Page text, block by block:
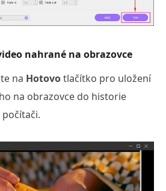
nahrané na obrazovce
na Hotovotlačítko pro uložení
na obrazovce do historie